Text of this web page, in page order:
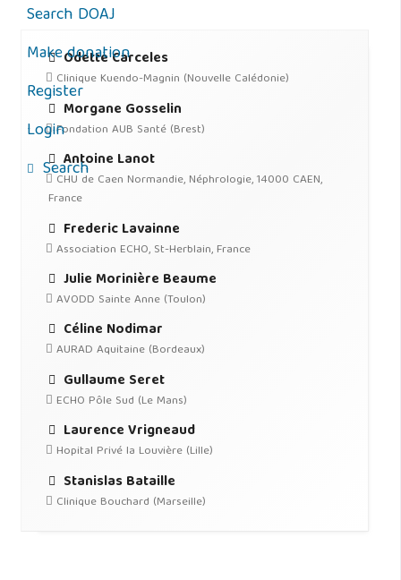
Search DOAJ
Make donation
Register
Login
Search
Odette Carceles
Clinique Kuendo-Magnin (Nouvelle Calédonie)
Morgane Gosselin
Fondation AUB Santé (Brest)
Antoine Lanot
CHU de Caen Normandie, Néphrologie, 14000 CAEN,
France
Frederic Lavainne
Association ECHO, St-Herblain, France
Julie Morinière Beaume
AVODD Sainte Anne (Toulon)
Céline Nodimar
AURAD Aquitaine (Bordeaux)
Gullaume Seret
ECHO Pôle Sud (Le Mans)
Laurence Vrigneaud
Hopital Privé la Louvière (Lille)
Stanislas Bataille
Clinique Bouchard (Marseille)